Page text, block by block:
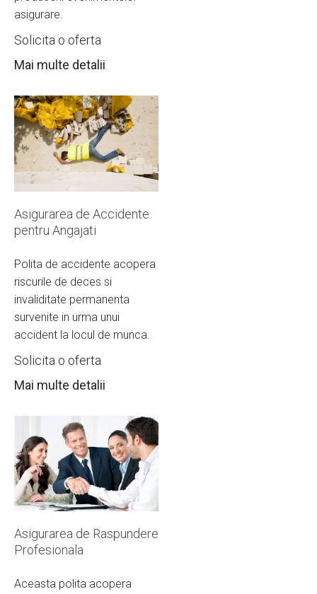
asigurare.
Solicita o oferta
Mai multe detalii
Asigurarea de Accidente
pentru Angajati
Polita de accidente acopera
riscurile de deces si
invaliditate permanenta
survenite in urma unui
accident la locul de munca.
Solicita o oferta
Mai multe detalii
Asigurarea de Raspundere
Profesionala
Aceasta polita acopera